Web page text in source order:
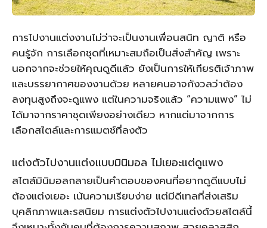
การไปงานแต่งงานไม่ว่าจะเป็นงานเพื่อนสนิท ญาติ หรือ
คนรู้จัก การเลือกชุดที่เหมาะสมถือเป็นสิ่งสำคัญ เพราะ
นอกจากจะช่วยให้คุณดูดีแล้ว ยังเป็นการให้เกียรติเจ้าภาพ
และบรรยากาศของงานด้วย หลายคนอาจกังวลว่าต้อง
ลงทุนสูงถึงจะดูแพง แต่ในความจริงแล้ว “ความแพง” ไม่
ได้มาจากราคาชุดเพียงอย่างเดียว หากแต่มาจากการ
เลือกสไตล์และการแมตช์ที่ลงตัว
แต่งตัวไปงานแต่งแบบมินิมอล ไม่เยอะแต่ดูแพง
สไตล์มินิมอลกลายเป็นคำตอบของคนที่อยากดูดีแบบไม่
ต้องแต่งเยอะ เน้นความเรียบง่าย แต่มีดีเทลที่ส่งเสริม
บุคลิกภาพและรสนิยม การแต่งตัวไปงานแต่งด้วยสไตล์นี้